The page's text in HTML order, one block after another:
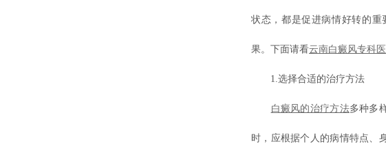
状态，都是促进病情好转的
果。下面请看云南白癜风专科
1.选择合适的治疗方法
白癜风的治疗方法多种多
时，应根据个人的病情特点、